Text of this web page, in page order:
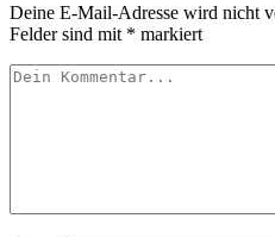
Deine E-Mail-Adresse wird nicht
Felder sind mit * markiert